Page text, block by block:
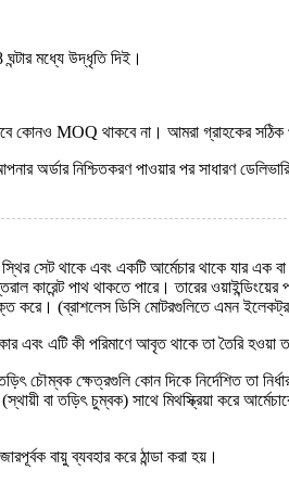
মধ্যে উদ্ধৃতি দিই।
কোনও MOQ থাকবে না। আমরা গ্রাহকের
অর্ডার নিশ্চিতকরণ পাওয়ার পর সাধারণ
সেট থাকে এবং একটি আর্মেচার থাকে যার
কারেন্ট পাথ থাকতে পারে। তারের
করে। (ব্রাশলেস ডিসি মোটরগুলিতে এমন
এবং এটি কী পরিমাণে আবৃত থাকে তা তৈরি হওয়া
চৌম্বক ক্ষেত্রগুলি কোন দিকে নির্দেশিত তা
বা তড়িৎ চুম্বক) সাথে মিথস্ক্রিয়া করে
বায়ু ব্যবহার করে ঠান্ডা করা হয়।